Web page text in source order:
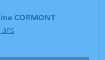
CORMONT